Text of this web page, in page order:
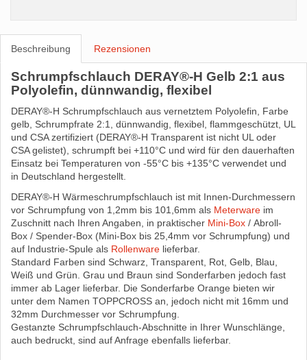
Beschreibung Rezensionen
Schrumpfschlauch DERAY®-H Gelb 2:1 aus
Polyolefin, dünnwandig, flexibel
DERAY®-H Schrumpfschlauch aus vernetztem Polyolefin, Farbe
gelb, Schrumpfrate 2:1, dünnwandig, flexibel, flammgeschützt, UL
und CSA zertifiziert (DERAY®-H Transparent ist nicht UL oder
CSA gelistet), schrumpft bei +110°C und wird für den dauerhaften
Einsatz bei Temperaturen von -55°C bis +135°C verwendet und
in Deutschland hergestellt.
DERAY®-H Wärmeschrumpfschlauch ist mit Innen-Durchmessern
vor Schrumpfung von 1,2mm bis 101,6mm als Meterware im
Zuschnitt nach Ihren Angaben, in praktischer Mini-Box / Abroll-
Box / Spender-Box (Mini-Box bis 25,4mm vor Schrumpfung) und
auf Industrie-Spule als Rollenware lieferbar.
Standard Farben sind Schwarz, Transparent, Rot, Gelb, Blau,
Weiß und Grün. Grau und Braun sind Sonderfarben jedoch fast
immer ab Lager lieferbar. Die Sonderfarbe Orange bieten wir
unter dem Namen TOPPCROSS an, jedoch nicht mit 16mm und
32mm Durchmesser vor Schrumpfung.
Gestanzte Schrumpfschlauch-Abschnitte in Ihrer Wunschlänge,
auch bedruckt, sind auf Anfrage ebenfalls lieferbar.